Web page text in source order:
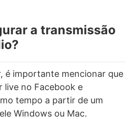
a transmissão
é importante mencionar que
live no Facebook e
tempo a partir de um
Windows ou Mac.